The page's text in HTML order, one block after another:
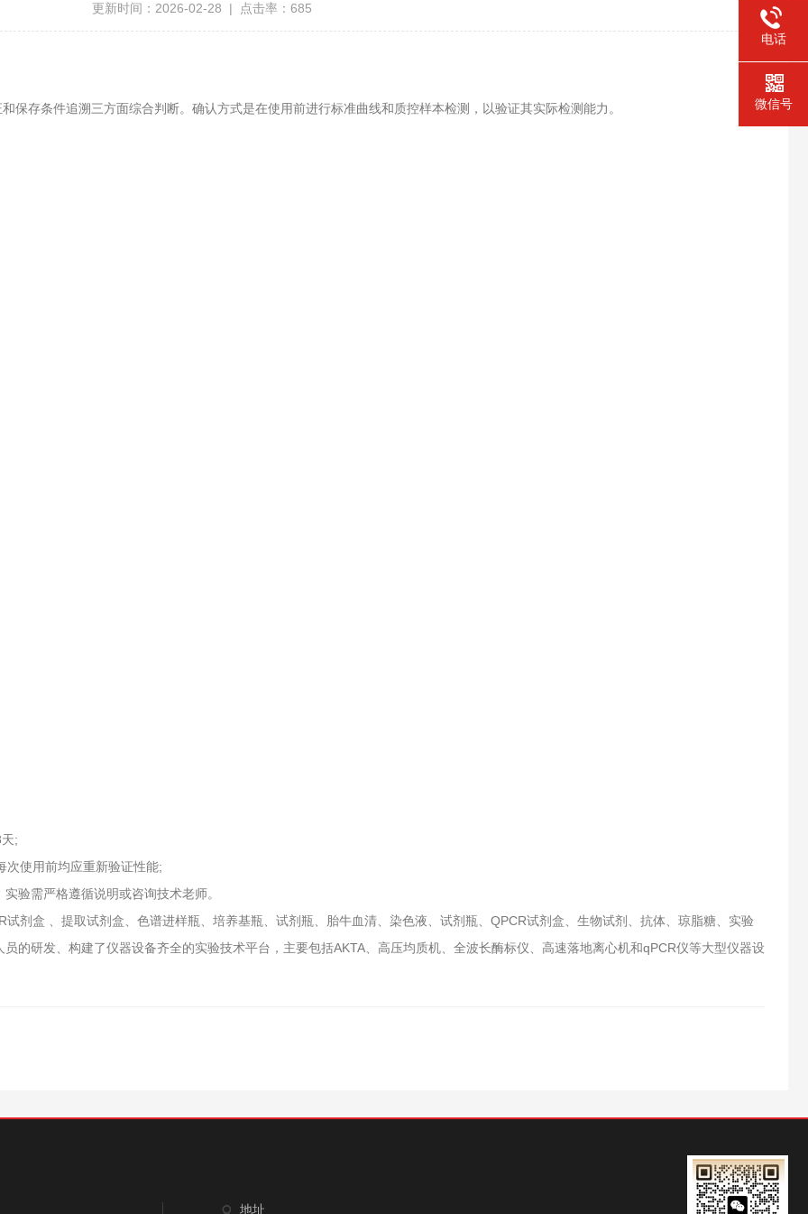
更新时间：2026-02-28 | 点击率：685
条件追溯‌三方面综合判断。确认方式是在使用前进行标准曲线和质控样本检测，以验证其实际检测能力。
;
使用前均应重新验证性能;
验需严格遵循说明或咨询技术老师。
盒 、提取试剂盒、色谱进样瓶、培养基瓶、试剂瓶、胎牛血清、染色液、试剂瓶、QPCR试剂盒、生物试剂、抗体、琼脂糖、实验
的研发、构建了仪器设备齐全的实验技术平台，主要包括AKTA、高压均质机、全波长酶标仪、高速落地离心机和qPCR仪等大型仪器设
地址
电话
微信号